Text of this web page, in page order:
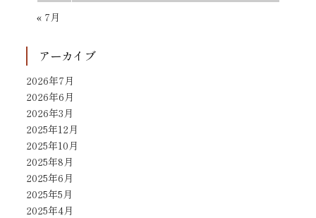
« 7月
アーカイブ
2026年7月
2026年6月
2026年3月
2025年12月
2025年10月
2025年8月
2025年6月
2025年5月
2025年4月